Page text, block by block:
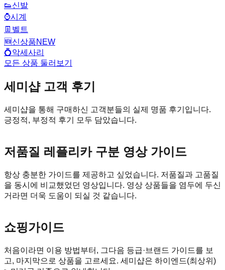
👟신발
⌚시계
👖 벨트
🆕신상품NEW
💍악세사리
모든 상품 둘러보기
세미샵 고객 후기
세미샵을 통해 구매하신 고객분들의 실제 명품 후기입니다.
긍정적, 부정적 후기 모두 담았습니다.
저품질 레플리카 구분 영상 가이드
항상 충분한 가이드를 제공하고 싶었습니다. 저품질과 고품질
을 동시에 비교했었던 영상입니다. 영상 상품들을 염두에 두신
거라면 더욱 도움이 되실 것 같습니다.
쇼핑가이드
처음이라면 이용 방법부터, 그다음 등급·브랜드 가이드를 보
고, 마지막으로 상품을 고르세요. 세미샵은 하이엔드(최상위)